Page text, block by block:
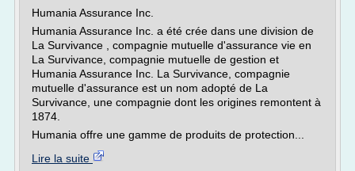
Humania Assurance Inc.
Humania Assurance Inc. a été crée dans une division de
La Survivance , compagnie mutuelle d'assurance vie en
La Survivance, compagnie mutuelle de gestion et
Humania Assurance Inc. La Survivance, compagnie
mutuelle d'assurance est un nom adopté de La
Survivance, une compagnie dont les origines remontent à
1874.
Humania offre une gamme de produits de protection...
Lire la suite